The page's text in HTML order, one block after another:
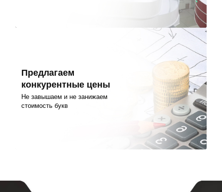
Предлагаем
конкурентные цены
Не завышаем и не занижаем
стоимость букв